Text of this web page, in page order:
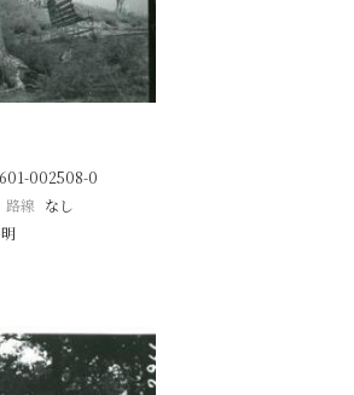
002508-0
路線 なし